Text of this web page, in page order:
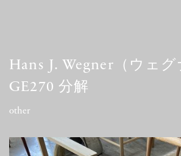
Hans J. Wegner（ウェ
GE270 分解
other